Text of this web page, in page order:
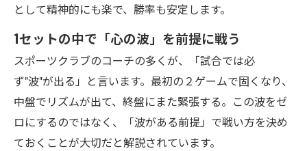
として精神的にも楽で、勝率も安定します。
1セットの中で「心の波」を前提に戦う
スポーツクラブのコーチの多くが、「試合では必
ず"波"が出る」と言います。最初の２ゲームで固くなり、
中盤でリズムが出て、終盤にまた緊張する。この波をゼ
ロにするのではなく、「波がある前提」で戦い方を決め
ておくことが大切だと解説されています。